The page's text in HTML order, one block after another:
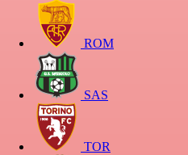
ROM
SAS
TOR